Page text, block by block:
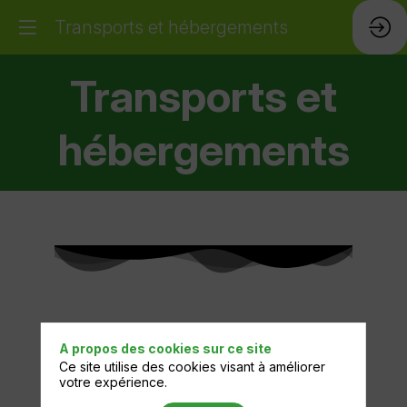
Transports et hébergements
Transports et
hébergements
A propos des cookies sur ce site
Ce site utilise des cookies visant à améliorer
votre expérience.